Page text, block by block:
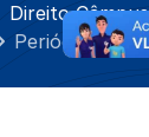
Direito
Periódicos